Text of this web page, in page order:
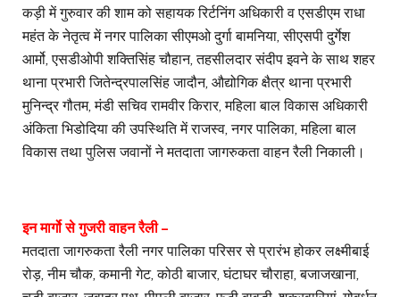
कड़ी में गुरुवार की शाम को सहायक रिर्टनिंग अधिकारी व एसडीएम राधा
महंत के नेतृत्व में नगर पालिका सीएमओ दुर्गा बामनिया, सीएसपी दुर्गेश
आर्मो, एसडीओपी शक्तिसिंह चौहान, तहसीलदार संदीप इवने के साथ शहर
थाना प्रभारी जितेन्द्रपालसिंह जादौन, औद्योगिक क्षैत्र थाना प्रभारी
मुनिन्द्र गौतम, मंडी सचिव रामवीर किरार, महिला बाल विकास अधिकारी
अंकिता भिडोदिया की उपस्थिति में राजस्व, नगर पालिका, महिला बाल
विकास तथा पुलिस जवानों ने मतदाता जागरुकता वाहन रैली निकाली।
इन मार्गो से गुजरी वाहन रैली –
मतदाता जागरुकता रैली नगर पालिका परिसर से प्रारंभ होकर लक्ष्मीबाई
रोड़, नीम चौक, कमानी गेट, कोठी बाजार, घंटाघर चौराहा, बजाजखाना,